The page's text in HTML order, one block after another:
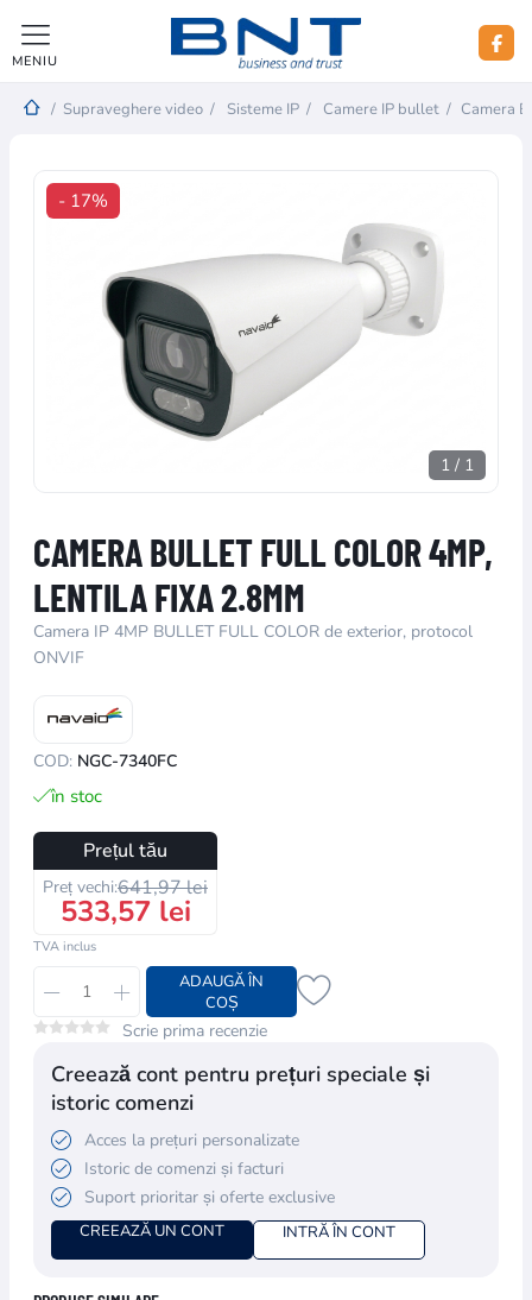
MENIU
/ Supraveghere video / Sisteme IP / Camere IP bullet / Camera
1 / 1
- 17%
CAMERA BULLET FULL COLOR 4MP,
LENTILA FIXA 2.8MM
Camera IP 4MP BULLET FULL COLOR de exterior, protocol
ONVIF
COD: NGC-7340FC
în stoc
Prețul tău
Preț vechi:641,97 lei
533,57 lei
TVA inclus
ADAUGĂ ÎN
COȘ
Scrie prima recenzie
Creează cont pentru prețuri speciale și
istoric comenzi
Acces la prețuri personalizate
Istoric de comenzi și facturi
Suport prioritar și oferte exclusive
CREEAZĂ UN CONT INTRĂ ÎN CONT